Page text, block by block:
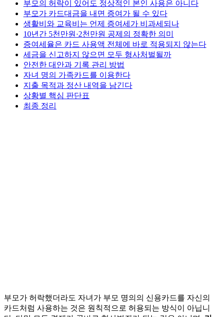
부모의 허락이 있어도 정상적인 본인 사용은 아니다
부모가 카드대금을 내면 증여가 될 수 있다
생활비와 교육비는 언제 증여세가 비과세되나
10년간 5천만원·2천만원 공제의 정확한 의미
증여세율은 카드 사용액 전체에 바로 적용되지 않는다
세금을 신고하지 않으면 모두 형사처벌될까
안전한 대안과 기록 관리 방법
자녀 명의 가족카드를 이용한다
지출 목적과 정산 내역을 남긴다
상황별 핵심 판단표
최종 정리
부모가 허락했더라도 자녀가 부모 명의의 신용카드를 자신의
카드처럼 사용하는 것은 원칙적으로 허용되는 방식이 아닙니